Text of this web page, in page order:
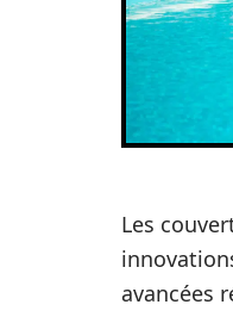
Les
avancées